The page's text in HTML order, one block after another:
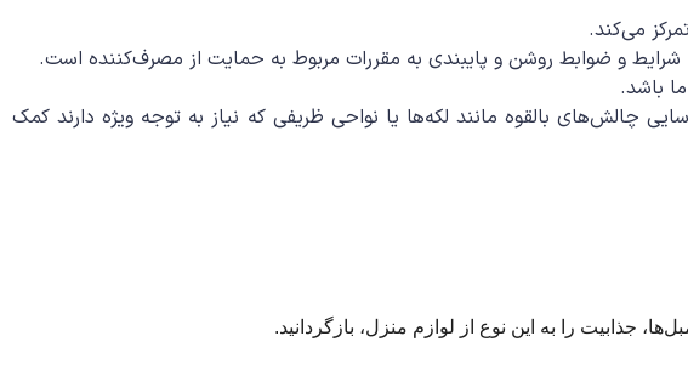
می‌کند.
و ضوابط روشن و پایبندی به مقررات مربوط به حمایت از مصرف‌کننده است.
باشد.
چالش‌های بالقوه مانند لکه‌ها یا نواحی ظریفی که نیاز به توجه ویژه دارند کمک
جذابیت را به این نوع از لوازم منزل، بازگردانید.